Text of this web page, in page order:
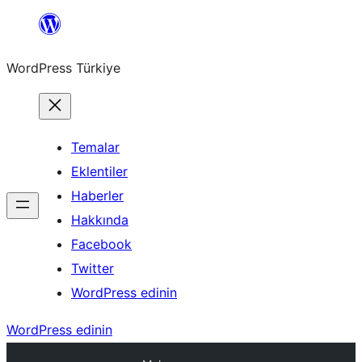
İçeriğe
WordPress Türkiye
Temalar
Eklentiler
Haberler
Hakkında
Facebook
Twitter
WordPress edinin
WordPress edinin